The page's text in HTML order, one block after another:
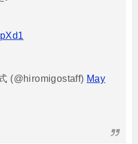
(@hiromigostaff) May